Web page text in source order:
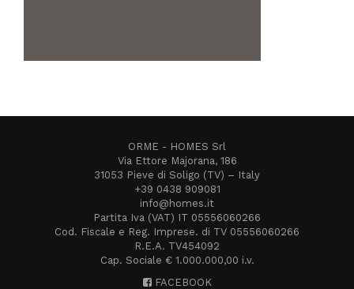
ORME - HOMES Srl
Via Ettore Majorana, 186
31053 Pieve di Soligo (TV) – Italy
+39 0438 909081
info@homes.it
Partita Iva (VAT) IT 05556060266
Cod. Fiscale e Reg. Imprese. di TV 05556060266
R.E.A. TV454092
Cap. Sociale € 1.000.000,00 i.v.
FACEBOOK